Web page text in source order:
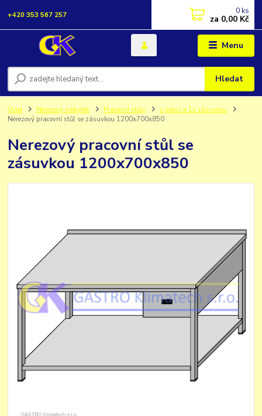
Menu
Hledat
+420 353 567 257 0 ks
za 0,00 Kč
Úvod Nerezový nábytek Pracovní stoly
s policí a 1x zásuvkou
Nerezový pracovní stůl se zásuvkou 1200x700x850
Nerezový pracovní stůl se
zásuvkou 1200x700x850